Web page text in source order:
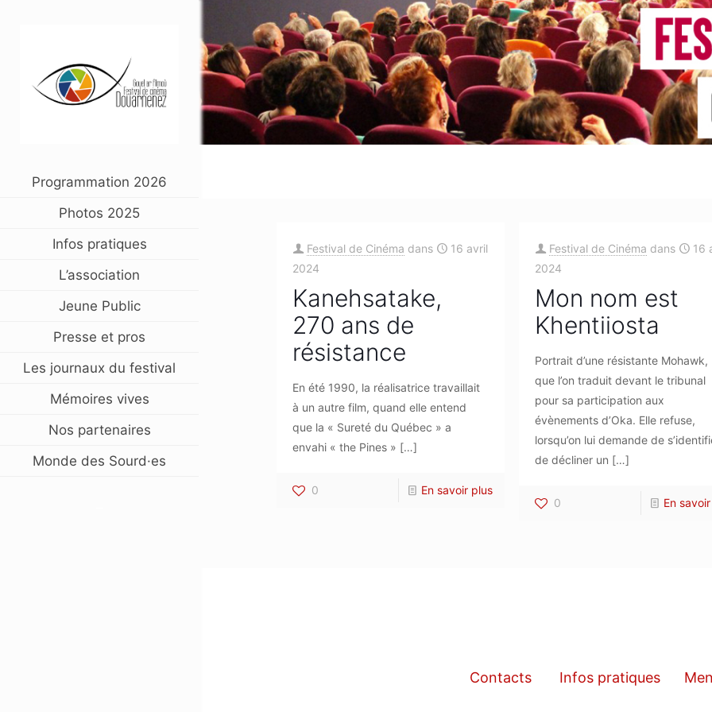
Programmation 2026
Photos 2025
Infos pratiques
L’association
Jeune Public
Presse et pros
Les journaux du festival
Mémoires vives
Nos partenaires
Monde des Sourd·es
Festival de Cinéma dans
16 avril
2024
Kanehsatake,
270 ans de
résistance
En été 1990, la réalisatrice travaillait
à un autre film, quand elle entend
que la « Sureté du Québec » a
envahi « the Pines » […]
0 En savoir plus
Festival de Cinéma dans
16
2024
Mon nom est
Khentiiosta
Portrait d’une résistante Mohawk,
que l’on traduit devant le tribunal
pour sa participation aux
évènements d’Oka. Elle refuse,
lorsqu’on lui demande de
de décliner un […]
0 En
Contacts Infos pratiques